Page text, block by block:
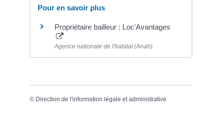
Pour en savoir plus
Propriétaire bailleur : Loc'Avantages
Agence nationale de l'habitat (Anah)
© Direction de l'information légale et administrative